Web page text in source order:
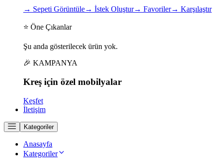
→ Sepeti Görüntüle→ İstek Oluştur→ Favoriler→ Karşılaştır
⭐ Öne Çıkanlar
Şu anda gösterilecek ürün yok.
🎉 KAMPANYA
Kreş için özel mobilyalar
Keşfet
İletişim
Kategoriler
Anasayfa
Kategoriler